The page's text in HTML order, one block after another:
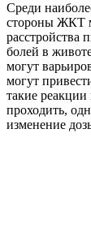
Среди
стороны ЖКТ
расстройства
болей в
могут
могут
такие
проходить,
изменение